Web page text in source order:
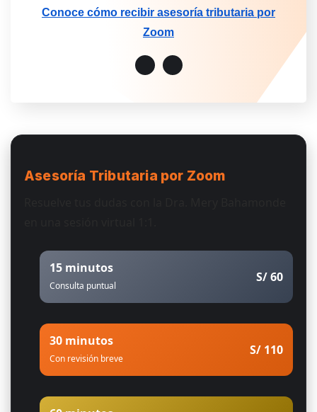
Conoce cómo recibir asesoría tributaria por
Zoom
Asesoría Tributaria por Zoom
15 minutos
Consulta puntual
S/ 60
30 minutos
Con revisión breve
S/ 110